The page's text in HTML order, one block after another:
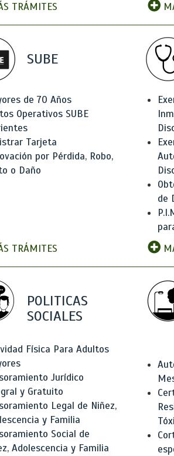
TRÁMITES
SUBE
de 70 Años
Operativos SUBE
Tarjeta
por Pérdida, Robo,
o Daño
TRÁMITES
de
POLITICAS
SOCIALES
Física Para Adultos
Jurídico
y Gratuito
Legal de Niñez,
y Familia
Social de
Adolescencia y Familia